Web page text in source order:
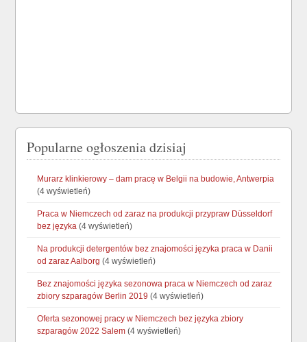
Popularne ogłoszenia dzisiaj
Murarz klinkierowy – dam pracę w Belgii na budowie, Antwerpia
(4 wyświetleń)
Praca w Niemczech od zaraz na produkcji przypraw Düsseldorf
bez języka (4 wyświetleń)
Na produkcji detergentów bez znajomości języka praca w Danii
od zaraz Aalborg (4 wyświetleń)
Bez znajomości języka sezonowa praca w Niemczech od zaraz
zbiory szparagów Berlin 2019 (4 wyświetleń)
Oferta sezonowej pracy w Niemczech bez języka zbiory
szparagów 2022 Salem (4 wyświetleń)